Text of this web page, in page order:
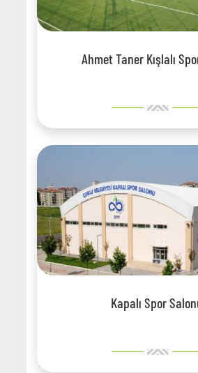
Ahmet Taner Kışlalı
Kapalı Spor